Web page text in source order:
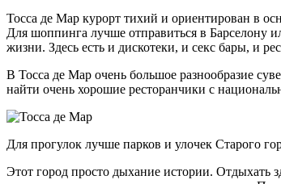
Тосса де Мар курорт тихий и ориентирован в
Для шоппинга лучше отправиться в Барселону
жизни. Здесь есть и дискотеки, и секс бары, и
В Тосса де Мар очень большое разнообразие
найти очень хорошие ресторанчики с
Для прогулок лучше парков и улочек Старого
Этот город просто дыхание истории. Отдыхать